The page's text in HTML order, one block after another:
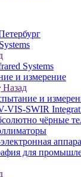
Systems
и измерение
Назад
и
VIS-SWIR
чёрные
для